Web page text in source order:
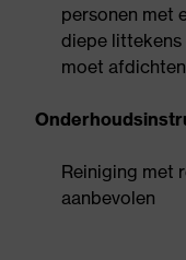
personen met
diepe littekens
moet afdichten
Reiniging met
aanbevolen